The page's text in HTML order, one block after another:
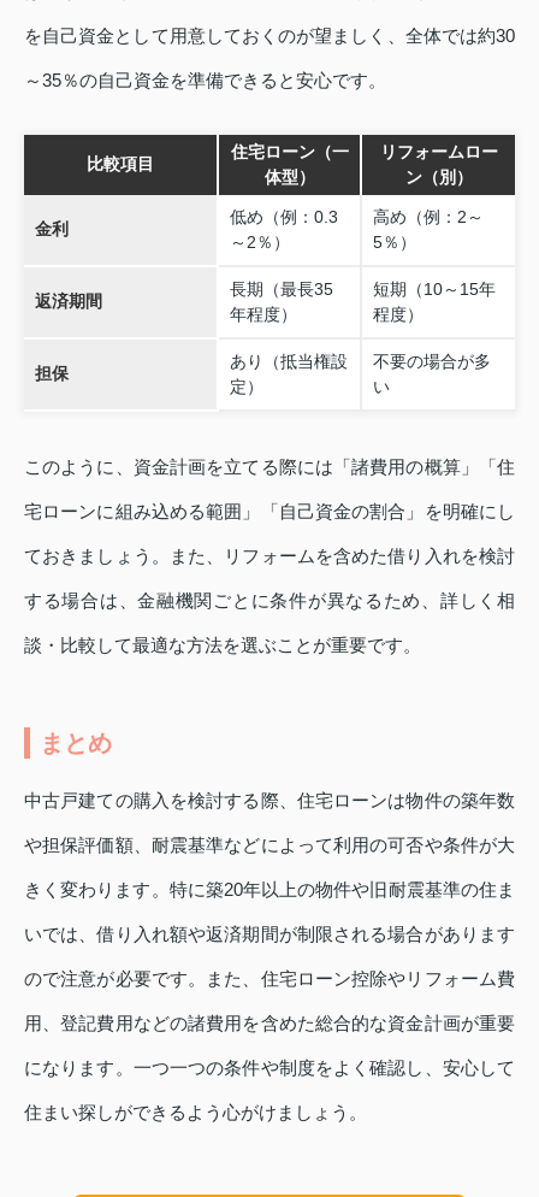
を自己資金として用意しておくのが望ましく、全体では約30
～35％の自己資金を準備できると安心です。
比較項目
住宅ローン（一
体型）
リフォームロー
ン（別）
金利
低め（例：0.3
～2％）
高め（例：2～
5％）
返済期間
長期（最長35
年程度）
短期（10～15年
程度）
担保
あり（抵当権設
定）
不要の場合が多
い
このように、資金計画を立てる際には「諸費用の概算」「住
宅ローンに組み込める範囲」「自己資金の割合」を明確にし
ておきましょう。また、リフォームを含めた借り入れを検討
する場合は、金融機関ごとに条件が異なるため、詳しく相
談・比較して最適な方法を選ぶことが重要です。
まとめ
中古戸建ての購入を検討する際、住宅ローンは物件の築年数
や担保評価額、耐震基準などによって利用の可否や条件が大
きく変わります。特に築20年以上の物件や旧耐震基準の住ま
いでは、借り入れ額や返済期間が制限される場合があります
ので注意が必要です。また、住宅ローン控除やリフォーム費
用、登記費用などの諸費用を含めた総合的な資金計画が重要
になります。一つ一つの条件や制度をよく確認し、安心して
住まい探しができるよう心がけましょう。